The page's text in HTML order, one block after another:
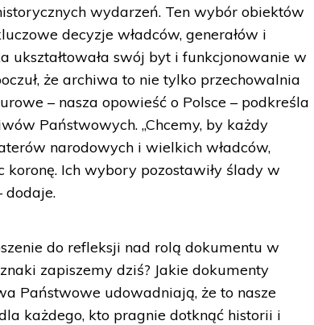
wydarzeń. Ten wybór obiektów
decyzje władców, generałów i
ukształtowała swój byt i funkcjonowanie w
że archiwa to nie tylko przechowalnia
– nasza opowieść o Polsce – podkreśla
Państwowych. „Chcemy, by każdy
narodowych i wielkich władców,
Ich wybory pozostawiły ślady w
dodaje.
do refleksji nad rolą dokumentu w
zapiszemy dziś? Jakie dokumenty
Państwowe udowadniają, że to nasze
każdego, kto pragnie dotknąć historii i